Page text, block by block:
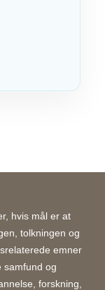
hvis mål er at
tolkningen og
emner
samfund og
forskning,